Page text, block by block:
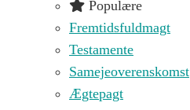
Populære
Fremtidsfuldmagt
Testamente
Samejeoverenskomst
Ægtepagt